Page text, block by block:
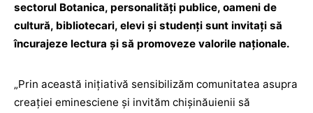
sectorul Botanica, personalități publice, oameni de
cultură, bibliotecari, elevi și studenți sunt invitați să
încurajeze lectura și să promoveze valorile naționale.
„Prin această inițiativă sensibilizăm comunitatea asupra
creației eminesciene și invităm chișinăuienii să